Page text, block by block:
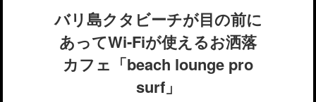
バリ島クタビーチが目の前に
あってWi-Fiが使えるお洒落
カフェ「beach lounge pro
surf」